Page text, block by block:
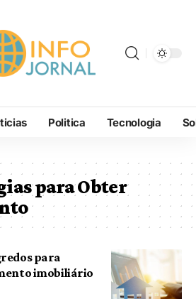
Politica Tecnologia
para Obter
para
imobiliário